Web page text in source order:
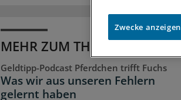
MEHR ZUM THEMA
Geldtipp-Podcast Pferdchen trifft Fuchs
Was wir aus unseren Fehlern
gelernt haben
Zwecke anzeigen